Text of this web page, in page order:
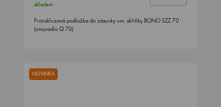
skladem
Protiskluzová podložka do zásuvky um. skříňky BONO SZZ 70
(umyvadlo Q 70)
NOVINKA